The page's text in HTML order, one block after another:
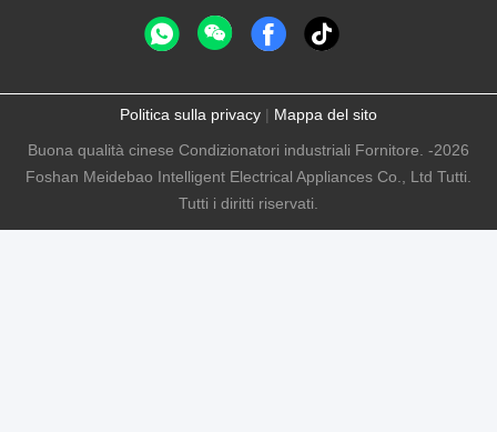
Politica sulla privacy | Mappa del sito
Buona qualità cinese Condizionatori industriali Fornitore. -2026
Foshan Meidebao Intelligent Electrical Appliances Co., Ltd Tutti.
Tutti i diritti riservati.